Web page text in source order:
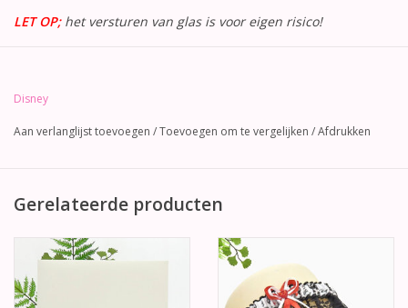
LET OP; het versturen van glas is voor eigen risico!
Disney
Aan verlanglijst toevoegen /Toevoegen om te vergelijken /Afdrukken
Gerelateerde producten